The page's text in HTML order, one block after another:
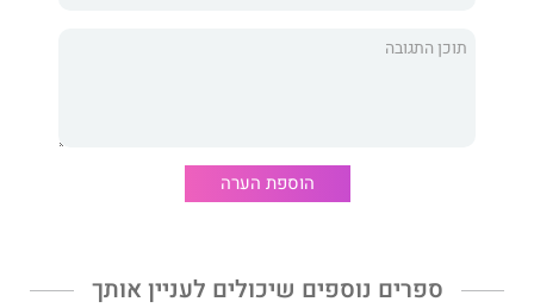
מאפיה קצבי ומהיר, גדוש בתככים ובתהפוכות, שבתוכו שזור סיפור
הוספת הערה
ספרים נוספים שיכולים לעניין אותך